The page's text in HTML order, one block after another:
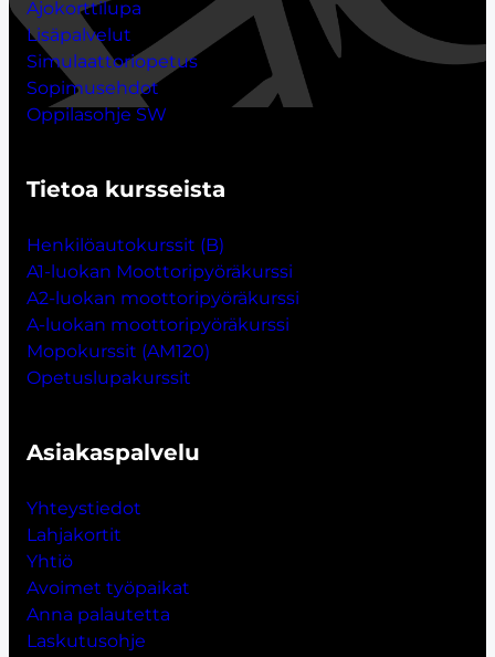
Ajokorttilupa
Lisäpalvelut
Simulaattoriopetus
Sopimusehdot
Oppilasohje SW
Tietoa kursseista
Henkilöautokurssit (B)
A1-luokan Moottoripyöräkurssi
A2-luokan moottoripyöräkurssi
A-luokan moottoripyöräkurssi
Mopokurssit (AM120)
Opetuslupakurssit
Asiakaspalvelu
Yhteystiedot
Lahjakortit
Yhtiö
Avoimet työpaikat
Anna palautetta
Laskutusohje